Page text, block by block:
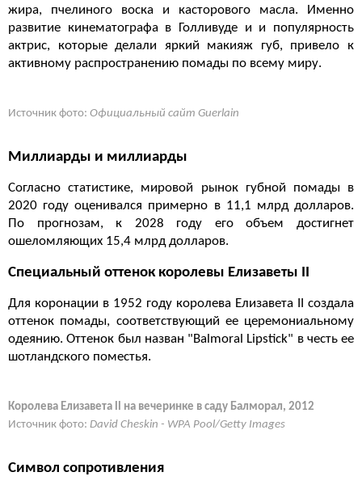
жира, пчелиного воска и касторового масла. Именно
развитие кинематографа в Голливуде и и популярность
актрис, которые делали яркий макияж губ, привело к
активному распространению помады по всему миру.
Источник фото: Официальный сайт Guerlain
Миллиарды и миллиарды
Согласно статистике, мировой рынок губной помады в
2020 году оценивался примерно в 11,1 млрд долларов.
По прогнозам, к 2028 году его объем достигнет
ошеломляющих 15,4 млрд долларов.
Специальный оттенок королевы Елизаветы II
Для коронации в 1952 году королева Елизавета II создала
оттенок помады, соответствующий ее церемониальному
одеянию. Оттенок был назван "Balmoral Lipstick" в честь ее
шотландского поместья.
Королева Елизавета ll на вечеринке в саду Балморал, 2012
Источник фото: David Cheskin - WPA Pool/Getty Images
Символ сопротивления